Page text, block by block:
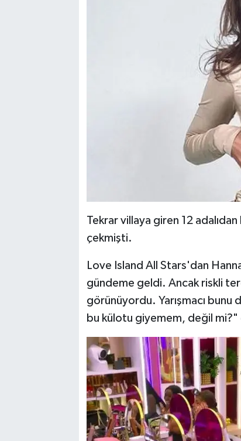
Tekrar villaya giren 12
çekmişti.
Love Island All Stars'dan
gündeme geldi. Ancak riskli
görünüyordu. Yarışmacı
bu külotu giyemem, değil mi?"